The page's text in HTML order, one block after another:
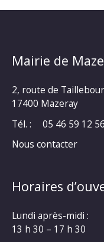
Mairie de
2, route de
17400 Mazeray
Tél. :
05 46 59 12 56
Nous contacter
Horaires
Lundi après-midi :
13 h 30 – 17 h 30